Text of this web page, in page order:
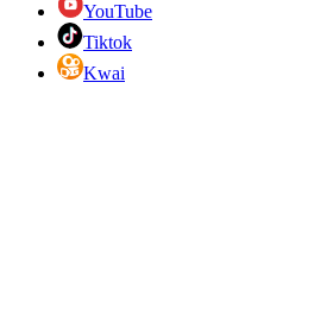
YouTube
Tiktok
Kwai